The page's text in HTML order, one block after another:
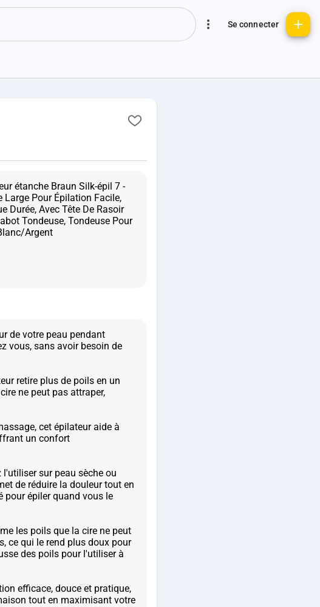
Se connecter
étanche Braun Silk-épil 7 -
Large Pour Épilation Facile,
Durée, Avec Tête De Rasoir
Tondeuse, Tondeuse Pour
Le Maillot, 7-241, Blanc/Argent
de votre peau pendant
vous, sans avoir besoin de
retire plus de poils en un
ne peut pas attraper,
cet épilateur aide à
un confort
sur peau sèche ou
de réduire la douleur tout en
épiler quand vous le
les poils que la cire ne peut
ce qui le rend plus doux pour
des poils pour l'utiliser à
efficace, douce et pratique,
tout en maximisant votre